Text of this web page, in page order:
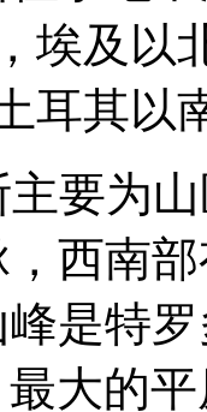
埃及以
耳其以
主要为
西南
是特
最大的